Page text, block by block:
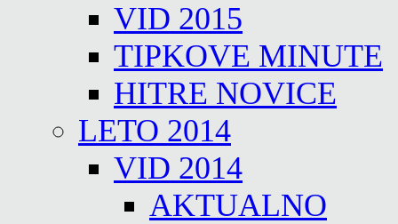
VID 2015
TIPKOVE MINUTE
HITRE NOVICE
LETO 2014
VID 2014
AKTUALNO